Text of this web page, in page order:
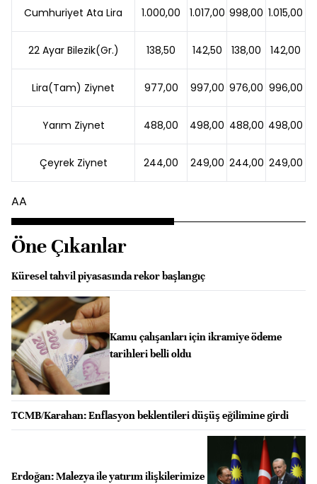
Cumhuriyet Ata Lira 1.000,00 1.017,00 998,00 1.015,00
22 Ayar Bilezik(Gr.) 138,50 142,50 138,00 142,00
Lira(Tam) Ziynet 977,00 997,00 976,00 996,00
Yarım Ziynet 488,00 498,00 488,00 498,00
Çeyrek Ziynet 244,00 249,00 244,00 249,00
AA
Öne Çıkanlar
Küresel tahvil piyasasında rekor başlangıç
Kamu çalışanları için ikramiye ödeme
tarihleri belli oldu
TCMB/Karahan: Enflasyon beklentileri düşüş eğilimine girdi
Erdoğan: Malezya ile yatırım ilişkilerimize